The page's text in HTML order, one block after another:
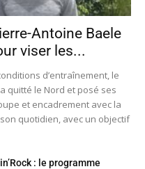
Antoine Baele
viser les...
d’entraînement, le
quitté le Nord et posé ses
et encadrement avec la
quotidien, avec un objectif
: le programme